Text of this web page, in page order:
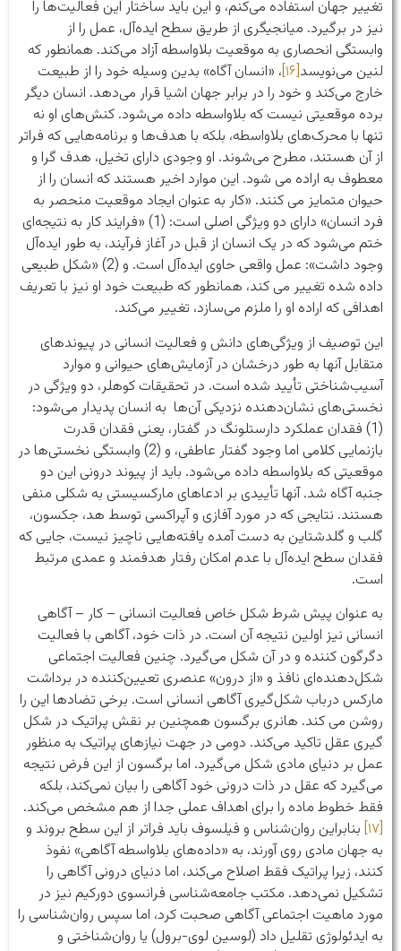
تغییر جهان استفاده می‌کنم، و این باید ساختار این فعالیت‌ها را
نیز در برگیرد. میانجیگری از طریق سطح ایده‌آل، عمل را از
وابستگی انحصاری به موقعیت بلاواسطه آزاد می‌کند. همانطور که
لنین می‌نویسد[۱۶]
، «انسان آگاه» بدین وسیله خود را از طبیعت
خارج می‌کند و خود را در برابر جهان اشیا قرار می‌دهد. انسان دیگر
برده موقعیتی نیست که بلاواسطه داده می‌شود. کنش‌های او نه
تنها با محرک‌های بلاواسطه، بلکه با هدف‌ها و برنامه‌هایی که فراتر
از آن هستند، مطرح می‌شوند. او وجودی دارای تخیل، هدف گرا و
معطوف به اراده می شود. این موارد اخیر هستند که انسان را از
حیوان متمایز می کنند. «کار به عنوان ایجاد موقعیت منحصر به
فرد انسان» دارای دو ویژگی اصلی است: (1) «فرایند کار به نتیجه‌ای
ختم می‌شود که در یک انسان از قبل در آغاز فرآیند، به طور ایده‌آل
وجود داشت»: عمل واقعی حاوی ایده‌آل است. و (2) «شکل طبیعی
داده شده تغییر می کند، همانطور که طبیعت خود او نیز با تعریف
اهدافی که اراده او را ملزم می‌سازد، تغییر می‌کند.
این توصیف از ویژگی‌های دانش و فعالیت انسانی در پیوندهای
متقابل آنها به طور درخشان در آزمایش‌های حیوانی و موارد
آسیب‌شناختی تأیید شده است. در تحقیقات کوهلر، دو ویژگی در
نخستی‌های نشان‌دهنده نزدیکی آن‌ها به انسان پدیدار می‌شود:
(1) فقدان عملکرد دارستلونگ در گفتار، یعنی فقدان قدرت
بازنمایی کلامی اما وجود گفتار عاطفی، و (2) وابستگی نخستی‌ها در
موقعیتی که بلاواسطه داده می‌شود. باید از پیوند درونی این دو
جنبه آگاه شد. آنها تأییدی بر ادعاهای مارکسیستی به شکلی منفی
هستند. نتایجی که در مورد آفازی و آپراکسی توسط هد، جکسون،
گلب و گلدشتاین به دست آمده یافته‌هایی ناچیز نیست، جایی که
فقدان سطح ایده‌آل با عدم امکان رفتار هدفمند و عمدی مرتبط
است.
به عنوان پیش شرط شکل خاص فعالیت انسانی – کار – آگاهی
انسانی نیز اولین نتیجه آن است. در ذات خود، آگاهی با فعالیت
دگرگون کننده و در آن شکل می‌گیرد. چنین فعالیت اجتماعی
شکل‌دهنده‌ای نافذ و «از درون» عنصری تعیین‌کننده در برداشت
مارکس درباب شکل‌گیری آگاهی انسانی است. برخی تضادها این را
روشن می کند. هانری برگسون همچنین بر نقش پراتیک در شکل
گیری عقل تاکید می‌کند. دومی در جهت نیازهای پراتیک به منظور
عمل بر دنیای مادی شکل می‌گیرد. اما برگسون از این فرض نتیجه
می‌گیرد که عقل در ذات درونی خود آگاهی را بیان نمی‌کند، بلکه
فقط خطوط ماده را برای اهداف عملی جدا از هم مشخص می‌کند.
[۱۷]
بنابراین روان‌شناس و فیلسوف باید فراتر از این سطح بروند و
به جهان مادی روی آورند، به «داده‌های بلاواسطه آگاهی» نفوذ
کنند، زیرا پراتیک فقط اصلاح می‌کند، اما دنیای درونی آگاهی را
تشکیل نمی‌دهد. مکتب جامعه‌شناسی فرانسوی دورکیم نیز در
مورد ماهیت اجتماعی آگاهی صحبت کرد، اما سپس روان‌شناسی را
به ایدئولوژی تقلیل داد (لوسین لوی-برول) یا روان‌شناختی و